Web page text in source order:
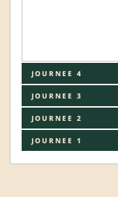
JOURNEE 4
JOURNEE 3
JOURNEE 2
JOURNEE 1